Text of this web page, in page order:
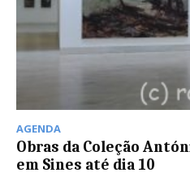
AGENDA
Obras da Coleção
em Sines até dia 10